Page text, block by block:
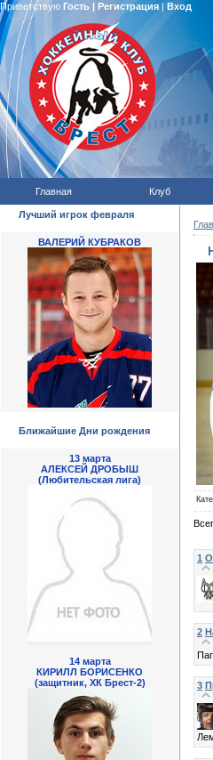
Приветствую Гость | Регистрация| Вход
Главная Клуб
Лучший игрок февраля
ВАЛЕРИЙ КУБРАКОВ
Ближайшие Дни рождения
13 марта
АЛЕКСЕЙ ДРОБЫШ
(Любительская лига)
14 марта
КИРИЛЛ БОРИСЕНКО
(защитник, ХК Брест-2)
1
2
3